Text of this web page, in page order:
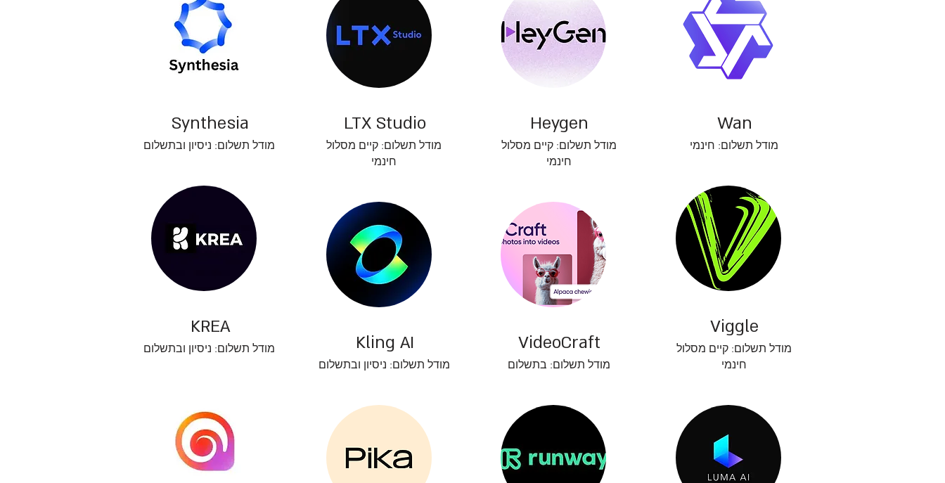
Wan
מודל תשלום: חינמי
Viggle
מודל תשלום: קיים מסלול
חינמי
Heygen
מודל תשלום: קיים מסלול
חינמי
VideoCraft
מודל תשלום: בתשלום
LTX Studio
מודל תשלום: קיים מסלול
חינמי
Kling AI
מודל תשלום: ניסיון ובתשלום
Synthesia
מודל תשלום: ניסיון ובתשלום
KREA
מודל תשלום: ניסיון ובתשלום